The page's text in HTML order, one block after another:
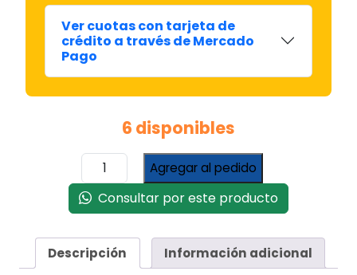
Ver cuotas con tarjeta de
crédito a través de Mercado
Pago
6 disponibles
Anodo
Magnesio
1300
Mm
Termotanque
Varias
Agregar al pedido
Consultar por este producto
Descripción Información adicional